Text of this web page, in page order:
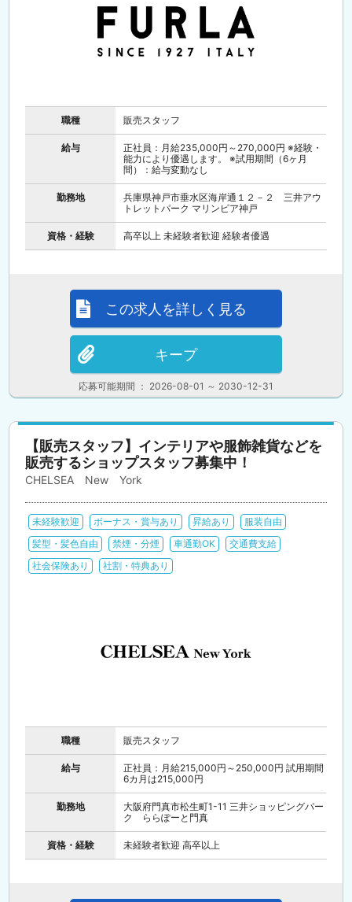
職種 販売スタッフ
給与
正社員：月給235,000円～270,000円 ※経験・
能力により優遇します。 ※試用期間（6ヶ月
間）：給与変動なし
勤務地
兵庫県神戸市垂水区海岸通１２－２ 三井アウ
トレットパーク マリンピア神戸
資格・経験 高卒以上 未経験者歓迎 経験者優遇
応募可能期間 ： 2026-08-01 ～ 2030-12-31
この求人を詳しく見る
キープ
【販売スタッフ】インテリアや服飾雑貨などを
販売するショップスタッフ募集中！
CHELSEA New York
未経験歓迎 ボーナス・賞与あり 昇給あり
服装自由
髪型・髪色自由
禁煙・分煙 車通勤OK
交通費支給
社会保険あり
社割・特典あり
職種 販売スタッフ
給与
正社員：月給215,000円～250,000円 試用期間
6カ月は215,000円
勤務地
大阪府門真市松生町1-11 三井ショッピングパー
ク ららぽーと門真
資格・経験 未経験者歓迎 高卒以上